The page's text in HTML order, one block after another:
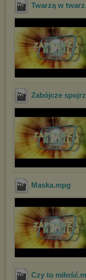
Twarzą w twarz
Zabójcze
Maska.mpg
Czy to miłość